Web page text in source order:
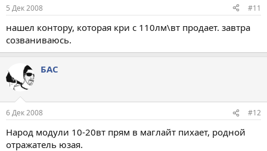
5 Дек 2008 #11
нашел контору, которая кри с 110лм\вт продает. завтра
созваниваюсь.
БАС
6 Дек 2008 #12
Народ модули 10-20вт прям в маглайт пихает, родной
отражатель юзая.